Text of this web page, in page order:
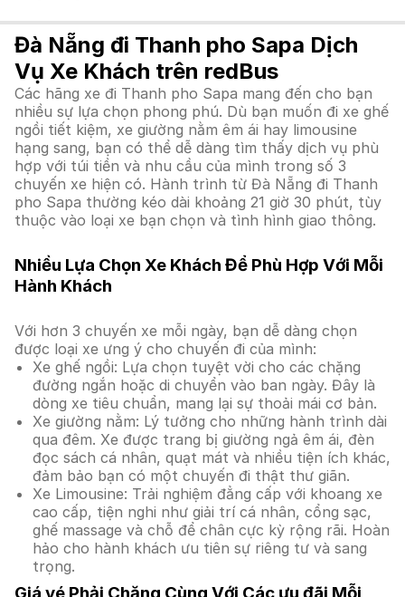
Đà Nẵng đi Thanh pho Sapa Dịch
Vụ Xe Khách trên redBus
Các hãng xe đi Thanh pho Sapa mang đến cho bạn
nhiều sự lựa chọn phong phú. Dù bạn muốn đi xe ghế
ngồi tiết kiệm, xe giường nằm êm ái hay limousine
hạng sang, bạn có thể dễ dàng tìm thấy dịch vụ phù
hợp với túi tiền và nhu cầu của mình trong số 3
chuyến xe hiện có. Hành trình từ Đà Nẵng đi Thanh
pho Sapa thường kéo dài khoảng 21 giờ 30 phút, tùy
thuộc vào loại xe bạn chọn và tình hình giao thông.
Nhiều Lựa Chọn Xe Khách Để Phù Hợp Với Mỗi
Hành Khách
Với hơn 3 chuyến xe mỗi ngày, bạn dễ dàng chọn
được loại xe ưng ý cho chuyến đi của mình:
Xe ghế ngồi: Lựa chọn tuyệt vời cho các chặng
đường ngắn hoặc di chuyển vào ban ngày. Đây là
dòng xe tiêu chuẩn, mang lại sự thoải mái cơ bản.
Xe giường nằm: Lý tưởng cho những hành trình dài
qua đêm. Xe được trang bị giường ngả êm ái, đèn
đọc sách cá nhân, quạt mát và nhiều tiện ích khác,
đảm bảo bạn có một chuyến đi thật thư giãn.
Xe Limousine: Trải nghiệm đẳng cấp với khoang xe
cao cấp, tiện nghi như giải trí cá nhân, cổng sạc,
ghế massage và chỗ để chân cực kỳ rộng rãi. Hoàn
hảo cho hành khách ưu tiên sự riêng tư và sang
trọng.